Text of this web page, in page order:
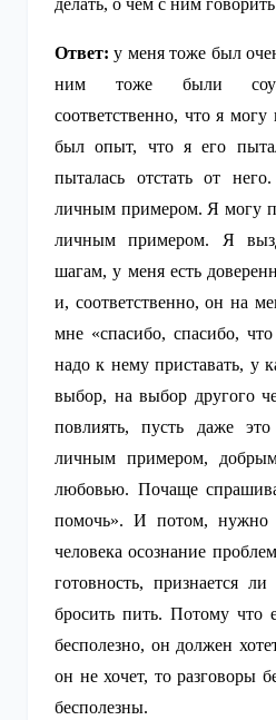
Ответ: у меня тоже был
ним тоже были
соответственно, что я
был опыт, что я его
пыталась отстать от
личным примером. Я могу
личным примером. Я
шагам, у меня есть
и, соответственно, он на
мне «спасибо, спасибо,
надо к нему приставать, у
выбор, на выбор другого
повлиять, пусть даже
личным примером,
любовью. Почаще
помочь». И потом, нужно
человека осознание
готовность, признается
бросить пить. Потому что
бесполезно, он должен
он не хочет, то разговоры
бесполезны.